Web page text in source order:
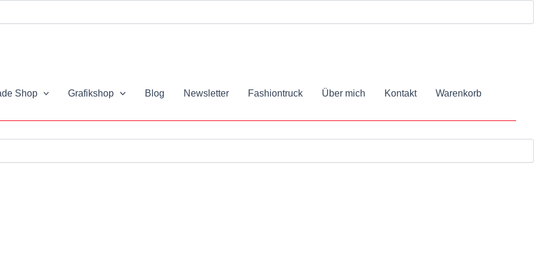
Shop Grafikshop Blog Newsletter Fashiontruck Über mich Kontakt Warenkorb